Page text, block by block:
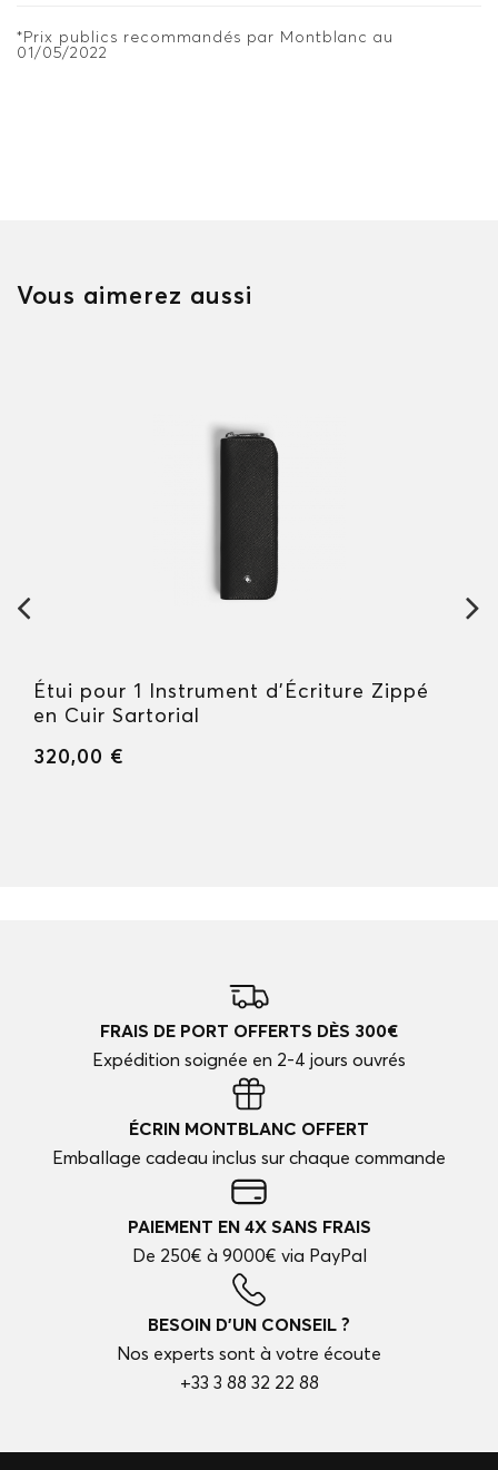
*Prix publics recommandés par Montblanc au
01/05/2022
Vous aimerez aussi
Étui pour 1 Instrument d'Écriture Zippé
en Cuir Sartorial
320,00 €
FRAIS DE PORT OFFERTS DÈS 300€
Expédition soignée en 2-4 jours ouvrés
ÉCRIN MONTBLANC OFFERT
Emballage cadeau inclus sur chaque commande
PAIEMENT EN 4X SANS FRAIS
De 250€ à 9000€ via PayPal
BESOIN D'UN CONSEIL ?
Nos experts sont à votre écoute
+33 3 88 32 22 88